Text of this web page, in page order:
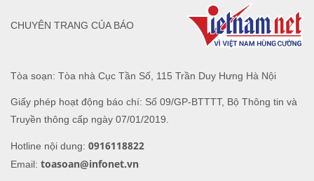
Tòa soạn: Tòa nhà Cục Tần Số, 115 Trần Duy Hưng Hà Nội
Giấy phép hoạt động báo chí: Số 09/GP-BTTTT, Bộ Thông tin và
Truyền thông cấp ngày 07/01/2019.
Hotline nội dung: 0916118822
Email: toasoan@infonet.vn
CHUYÊN TRANG CỦA BÁO